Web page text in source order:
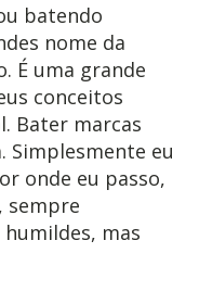
batendo
nome da
É uma grande
conceitos
Bater marcas
Simplesmente eu
onde eu passo,
sempre
mas